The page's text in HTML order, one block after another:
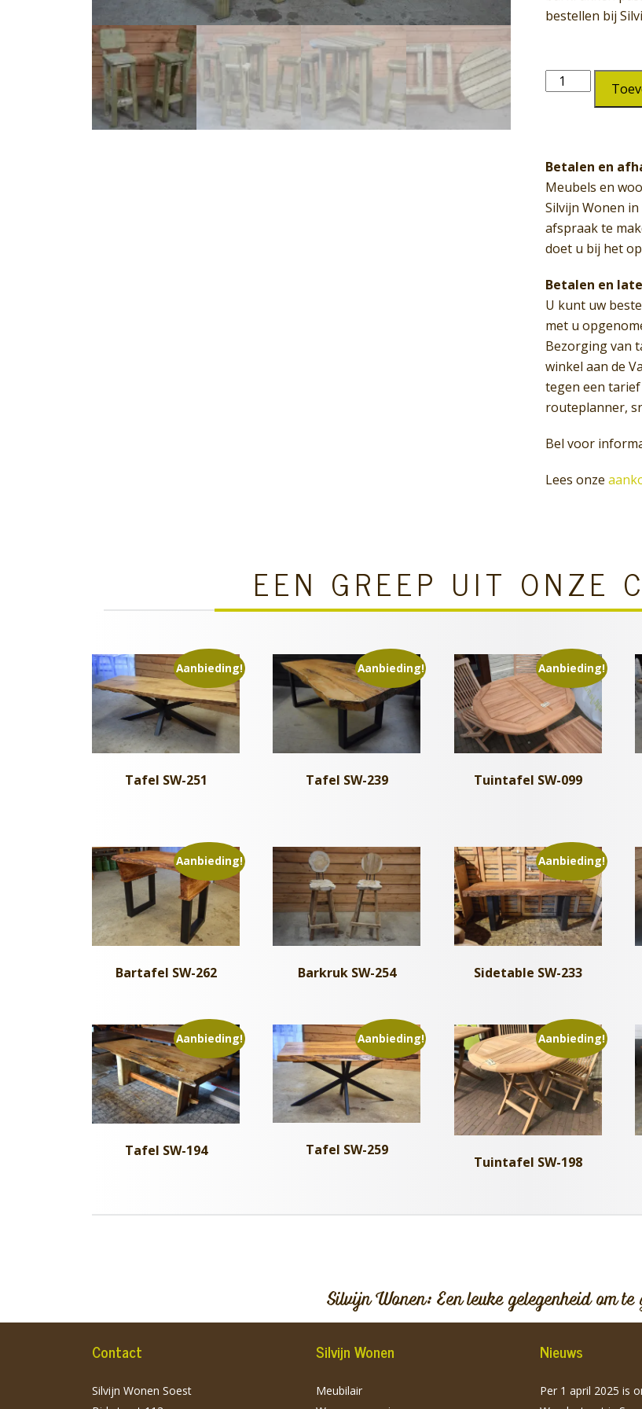
bestellen bij
Barkruk
SW-
Betalen en
Meubels en
Silvijn Wonen
afspraak te
doet u bij het
Betalen en
U kunt uw
met u
Bezorging van
winkel aan de
tegen een tarief
routeplanner,
Bel voor
Lees onze
EEN GREEP UIT ONZE
Aanbieding!
Tafel SW-251
Aanbieding!
Tafel SW-239
Aanbieding!
Tuintafel SW-099
Aanbieding!
Bartafel SW-262 Barkruk SW-254
Aanbieding!
Sidetable SW-233
Aanbieding!
Tafel SW-194
Aanbieding!
Tafel SW-259
Aanbieding!
Tuintafel SW-198
Silvijn Wonen: Een leuke gelegenheid om
Contact
Silvijn Wonen Soest
Silvijn Wonen
Meubilair
Nieuws
Per 1 april 2025 is